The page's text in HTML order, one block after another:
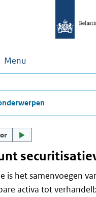
Menu
is het samenvoegen
activa tot